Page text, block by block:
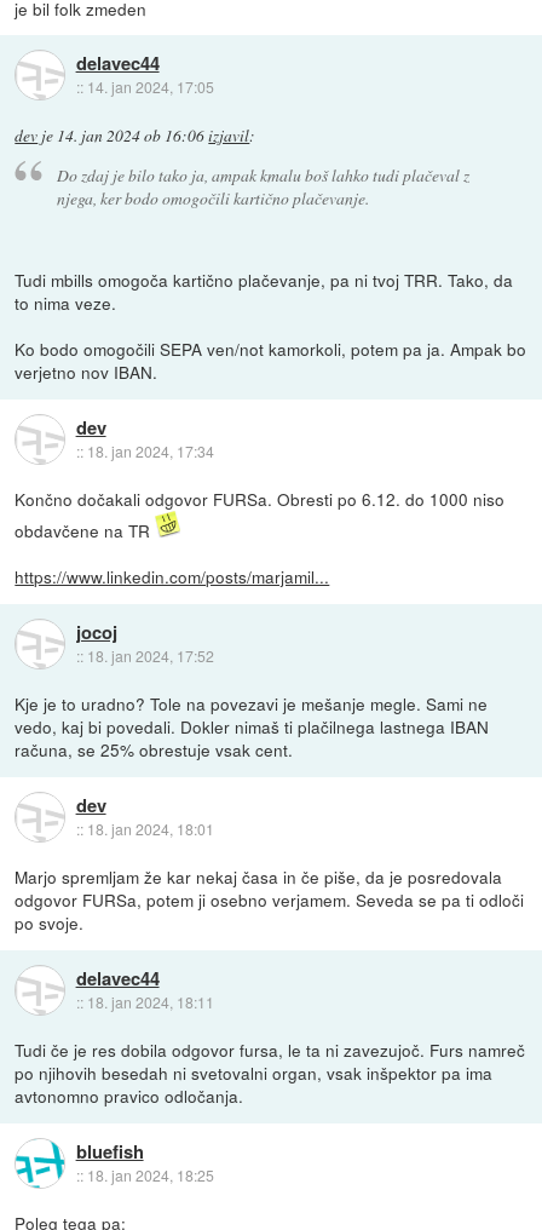
je bil folk zmeden
delavec44
:: 14. jan 2024, 17:05
dev je 14. jan 2024 ob 16:06izjavil:
Do zdaj je bilo tako ja, ampak kmalu boš lahko tudi plačeval z
njega, ker bodo omogočili kartično plačevanje.
Tudi mbills omogoča kartično plačevanje, pa ni tvoj TRR. Tako, da
to nima veze.
Ko bodo omogočili SEPA ven/not kamorkoli, potem pa ja. Ampak bo
verjetno nov IBAN.
dev
:: 18. jan 2024, 17:34
Končno dočakali odgovor FURSa. Obresti po 6.12. do 1000 niso
obdavčene na TR
https://www.linkedin.com/posts/marjamil...
jocoj
:: 18. jan 2024, 17:52
Kje je to uradno? Tole na povezavi je mešanje megle. Sami ne
vedo, kaj bi povedali. Dokler nimaš ti plačilnega lastnega IBAN
računa, se 25% obrestuje vsak cent.
dev
:: 18. jan 2024, 18:01
Marjo spremljam že kar nekaj časa in če piše, da je posredovala
odgovor FURSa, potem ji osebno verjamem. Seveda se pa ti odloči
po svoje.
delavec44
:: 18. jan 2024, 18:11
Tudi če je res dobila odgovor fursa, le ta ni zavezujoč. Furs namreč
po njihovih besedah ni svetovalni organ, vsak inšpektor pa ima
avtonomno pravico odločanja.
bluefish
:: 18. jan 2024, 18:25
Poleg tega pa: